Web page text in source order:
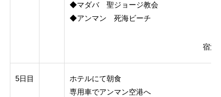
◆マダバ 聖ジョージ教会
◆アンマン 死海ビーチ
宿泊
5日目
ホテルにて朝食
専用車でアンマン空港へ